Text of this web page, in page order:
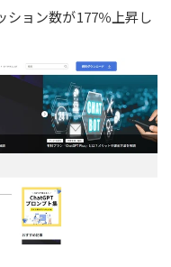
ション数が177％上昇し